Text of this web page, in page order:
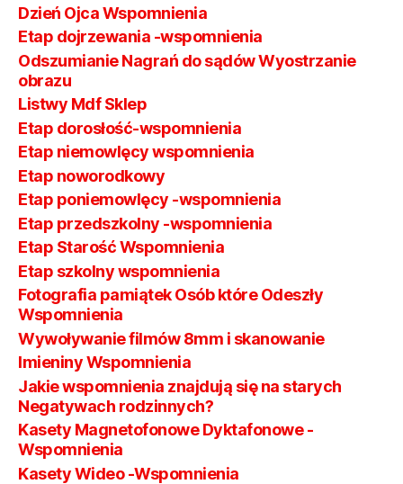
Dzień Ojca Wspomnienia
Etap dojrzewania -wspomnienia
Odszumianie Nagrań do sądów Wyostrzanie
obrazu
Listwy Mdf Sklep
Etap dorosłość-wspomnienia
Etap niemowlęcy wspomnienia
Etap noworodkowy
Etap poniemowlęcy -wspomnienia
Etap przedszkolny -wspomnienia
Etap Starość Wspomnienia
Etap szkolny wspomnienia
Fotografia pamiątek Osób które Odeszły
Wspomnienia
Wywoływanie filmów 8mm i skanowanie
Imieniny Wspomnienia
Jakie wspomnienia znajdują się na starych
Negatywach rodzinnych?
Kasety Magnetofonowe Dyktafonowe -
Wspomnienia
Kasety Wideo -Wspomnienia